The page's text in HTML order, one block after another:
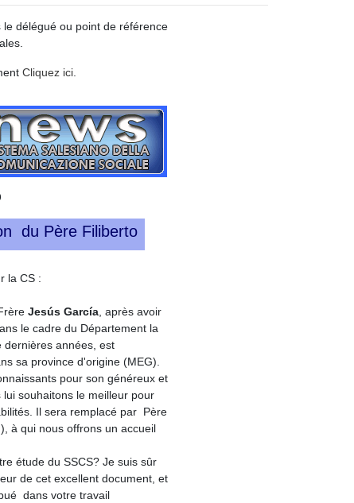
le délégué ou point de référence
Cliquez ici
du Père Filiberto
la CS :
Jesús García, après avoir
le cadre du Département la
dernières années, est
sa province d'origine (MEG).
pour son généreux et
souhaitons le meilleur pour
Il sera remplacé par Père
à qui nous offrons un accueil
étude du SSCS? Je suis sûr
de cet excellent document, et
dans votre travail